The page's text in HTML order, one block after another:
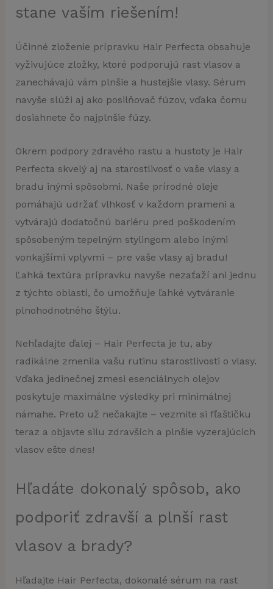
stane vaším riešením!
Účinné zloženie prípravku Hair Perfecta obsahuje
vyživujúce zložky, ktoré podporujú rast vlasov a
zanechávajú vám plnšie a hustejšie vlasy. Sérum
navyše slúži aj ako posilňovač fúzov, vďaka čomu
dosiahnete čo najplnšie fúzy.
Okrem podpory zdravého rastu a hustoty je Hair
Perfecta skvelý aj na starostlivosť o vaše vlasy a
bradu inými spôsobmi. Naše prírodné oleje
pomáhajú udržať vlhkosť v každom prameni a
vytvárajú dodatočnú bariéru pred poškodením
spôsobeným tepelným stylingom alebo inými
vonkajšími vplyvmi – pre vaše vlasy aj bradu!
Ľahká textúra prípravku navyše nezaťaží ani jednu
z týchto oblastí, čo umožňuje ľahké vytváranie
plnohodnotného štýlu.
Nehľadajte ďalej – Hair Perfecta je tu, aby
radikálne zmenila vašu rutinu starostlivosti o vlasy.
Vďaka jedinečnej zmesi esenciálnych olejov
poskytuje maximálne výsledky pri minimálnej
námahe. Preto už nečakajte – vezmite si fľaštičku
teraz a objavte silu zdravších a plnšie vyzerajúcich
vlasov ešte dnes!
Hľadáte dokonalý spôsob, ako
podporiť zdravší a plnší rast
vlasov a brady?
Hľadajte Hair Perfecta, dokonalé sérum na rast